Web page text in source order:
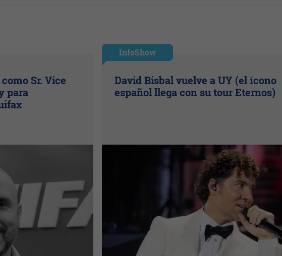
Sr. Vice
para
InfoShow
David Bisbal vuelve a UY (el ícono
español llega con su tour Eternos)